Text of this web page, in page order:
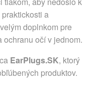
a
doplnkom pre
ochranu očí v jednom.
EarPlugs.SK, ktorý
produktov.